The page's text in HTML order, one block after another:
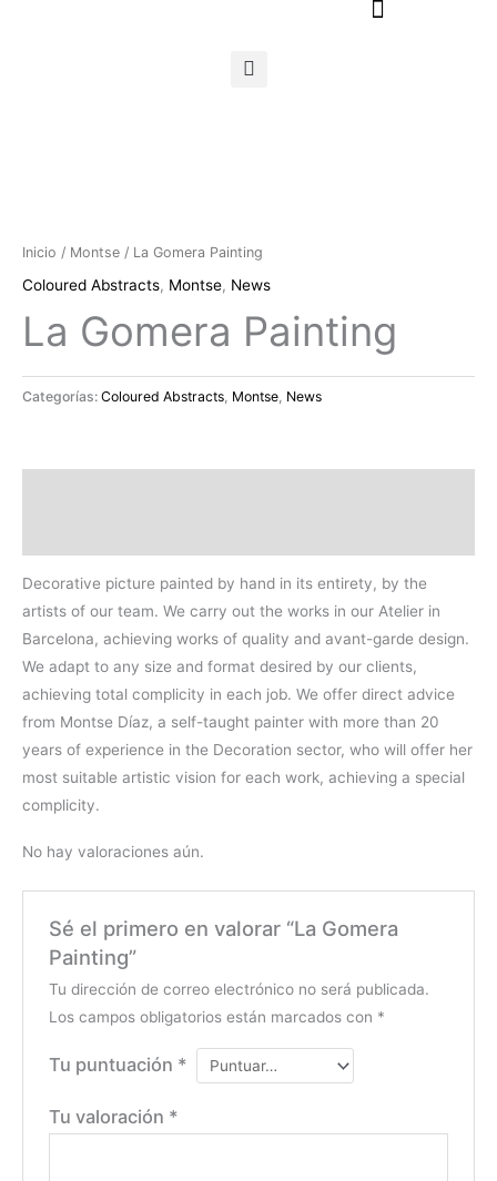
Inicio / Montse / La Gomera Painting
Coloured Abstracts, Montse, News
La Gomera Painting
Categorías: Coloured Abstracts Montse News
Decorative picture painted by hand in its entirety, by the
artists of our team. We carry out the works in our Atelier in
Barcelona, achieving works of quality and avant-garde design.
We adapt to any size and format desired by our clients,
achieving total complicity in each job. We offer direct advice
from Montse Díaz, a self-taught painter with more than 20
years of experience in the Decoration sector, who will offer her
most suitable artistic vision for each work, achieving a special
complicity.
No hay valoraciones aún.
Sé el primero en valorar “La Gomera
Painting”
Tu dirección de correo electrónico no será publicada.
Los campos obligatorios están marcados con *
Tu puntuación *
Tu valoración *